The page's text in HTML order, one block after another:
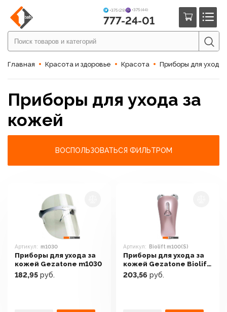
+375 (29) +375 (44)
777-24-01
Главная Красота и здоровье Красота Приборы для ухода
Приборы для ухода за
кожей
ВОСПОЛЬЗОВАТЬСЯ ФИЛЬТРОМ
Артикул: m1030
Приборы для ухода за
кожей Gezatone m1030
182,95 руб.
Артикул: Biolift m100(S)
Приборы для ухода за
кожей Gezatone Biolift
m100(S)
203,56 руб.